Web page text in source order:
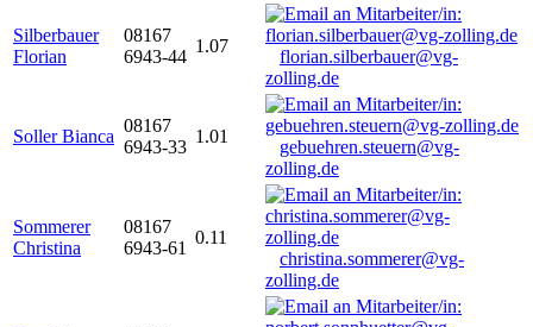
Silberbauer
Florian
08167
6943-44
1.07
florian.silberbauer@vg-
zolling.de
Soller Bianca
08167
6943-33
1.01
gebuehren.steuern@vg-
zolling.de
Sommerer
Christina
08167
6943-61
0.11
christina.sommerer@vg-
zolling.de